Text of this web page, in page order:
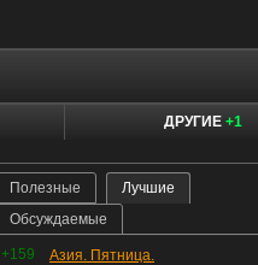
ДРУГИЕ +1
Полезные
Лучшие
Обсуждаемые
+159
Азия. Пятница.